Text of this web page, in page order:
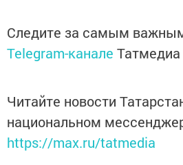
Следите за самым
Telegram-канале Татмедиа
Читайте новости
национальном
https://max.ru/tatmedia